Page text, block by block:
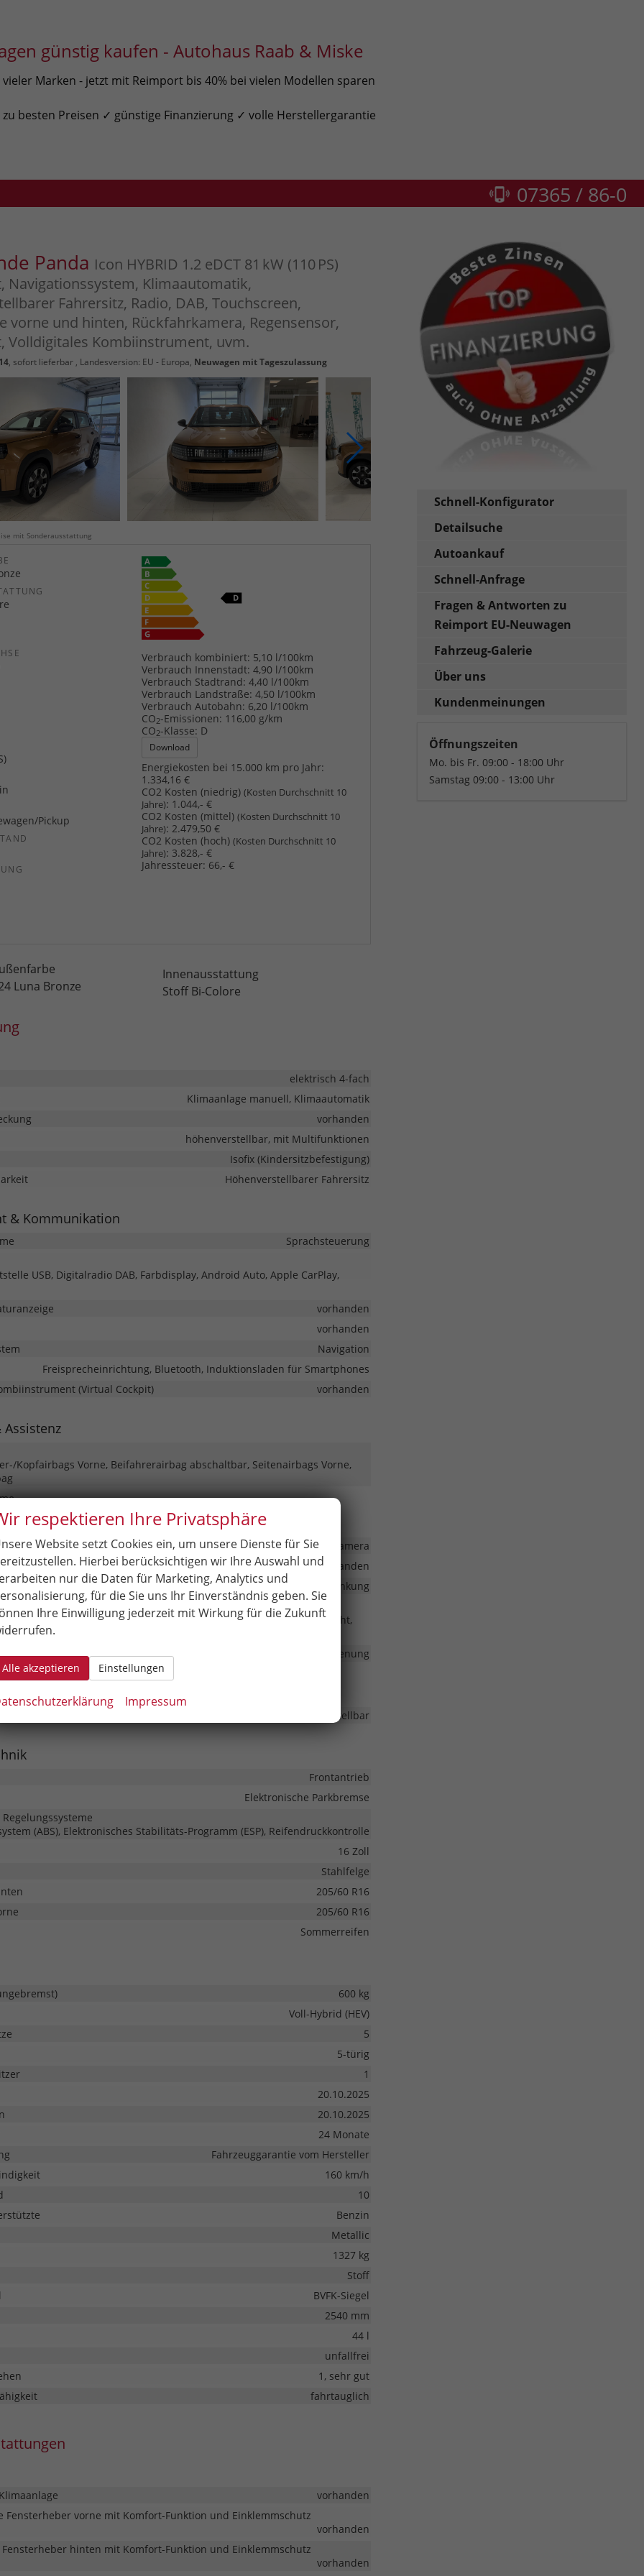
günstig kaufen - Autohaus Raab & Miske
vieler Marken - jetzt mit Reimport bis 40% bei vielen Modellen sparen
zu besten Preisen ✓ günstige Finanzierung ✓ volle Herstellergarantie
07365 / 86-0
Panda Icon HYBRID 1.2 eDCT 81 kW (110 PS)
Navigationssystem, Klimaautomatik,
Fahrersitz, Radio, DAB, Touchscreen,
vorne und hinten, Rückfahrkamera, Regensensor,
Volldigitales Kombiinstrument, uvm.
, sofort lieferbar, Landesversion: EU - Europa, Neuwagen mit Tageszulassung
mit Sonderausstattung
Pickup
Verbrauch kombiniert: 5,10 l/100km
Verbrauch Innenstadt: 4,90 l/100km
Verbrauch Stadtrand: 4,40 l/100km
Verbrauch Landstraße: 4,50 l/100km
Verbrauch Autobahn: 6,20 l/100km
CO2-Emissionen: 116,00 g/km
CO2-Klasse: D
Download
Energiekosten bei 15.000 km pro Jahr:
1.334,16 €
CO2 Kosten (niedrig)(Kosten Durchschnitt 10
Jahre): 1.044,- €
CO2 Kosten (mittel)(Kosten Durchschnitt 10
Jahre): 2.479,50 €
CO2 Kosten (hoch)(Kosten Durchschnitt 10
Jahre): 3.828,- €
Jahressteuer: 66,- €
Luna Bronze
Innenausstattung
Stoff Bi-Colore
elektrisch 4-fach
Klimaanlage manuell, Klimaautomatik
vorhanden
höhenverstellbar, mit Multifunktionen
Isofix (Kindersitzbefestigung)
Höhenverstellbarer Fahrersitz
& Kommunikation
Sprachsteuerung
USB, Digitalradio DAB, Farbdisplay, Android Auto, Apple CarPlay,
vorhanden
vorhanden
Navigation
Freisprecheinrichtung, Bluetooth, Induktionsladen für Smartphones
(Virtual Cockpit)
vorhanden
Assistenz
Kopfairbags Vorne, Beifahrerairbag abschaltbar, Seitenairbags Vorne,
Tempomat, Berganfahrassistent, Spurhalteassistent,
Notrufsystem, Geschwindigkeitsbegrenzer
Park Distance Control vorne, Park Distance Control hinten, Rückfahrkamera
abblendend
vorhanden
Servolenkung
Rückleuchten, LED-Scheinwerfer, Fernlichtassistent, LED-Tagfahrlicht,
Zentralverriegelung mit Funkfernbedienung
Außenspiegel beheizbar, Außenspiegel elektrisch verstellbar
Frontantrieb
Elektronische Parkbremse
(ABS), Elektronisches Stabilitäts-Programm (ESP), Reifendruckkontrolle
16 Zoll
Stahlfelge
205/60 R16
205/60 R16
Sommerreifen
600 kg
Voll-Hybrid (HEV)
5
5-türig
1
20.10.2025
20.10.2025
24 Monate
Fahrzeuggarantie vom Hersteller
160 km/h
10
Benzin
Metallic
1327 kg
Stoff
BVFK-Siegel
2540 mm
44 l
unfallfrei
1, sehr gut
fahrtauglich
vorhanden
Fensterheber vorne mit Komfort-Funktion und Einklemmschutz
vorhanden
Fensterheber hinten mit Komfort-Funktion und Einklemmschutz
vorhanden
Schnell-Konfigurator
Detailsuche
Autoankauf
Schnell-Anfrage
Fragen & Antworten zu
Reimport EU-Neuwagen
Fahrzeug-Galerie
Über uns
Kundenmeinungen
Öffnungszeiten
Mo. bis Fr. 09:00 - 18:00 Uhr
Samstag 09:00 - 13:00 Uhr
respektieren Ihre Privatsphäre
Website setzt Cookies ein, um unsere Dienste für Sie
Hierbei berücksichtigen wir Ihre Auswahl und
nur die Daten für Marketing, Analytics und
für die Sie uns Ihr Einverständnis geben. Sie
Ihre Einwilligung jederzeit mit Wirkung für die Zukunft
Alle akzeptieren Einstellungen
Impressum